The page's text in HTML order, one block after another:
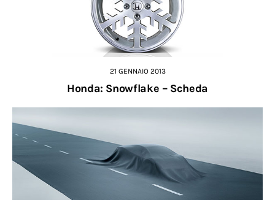
21 GENNAIO 2013
Honda: Snowflake – Scheda